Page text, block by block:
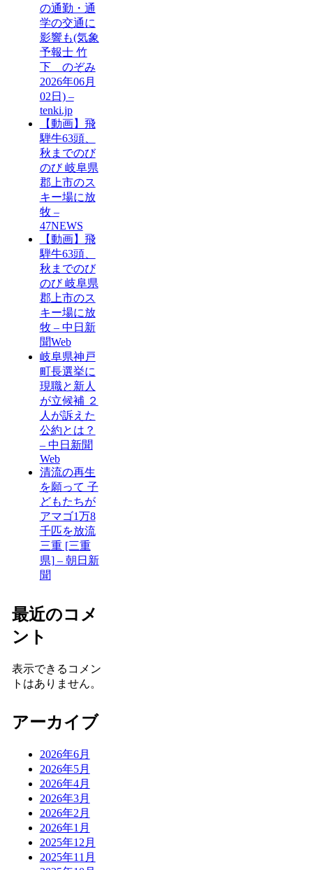
の通勤・通
学の交通に
影響も(気象
予報士 竹
下 のぞみ
2026年06月
02日) –
tenki.jp
【動画】飛
騨牛63頭、
秋までのび
のび 岐阜県
郡上市のス
キー場に放
牧 –
47NEWS
【動画】飛
騨牛63頭、
秋までのび
のび 岐阜県
郡上市のス
キー場に放
牧 – 中日新
聞Web
岐阜県神戸
町長選挙に
現職と新人
が立候補 ２
人が訴えた
公約とは？
– 中日新聞
Web
清流の再生
を願って 子
どもたちが
アマゴ1万8
千匹を放流
三重 [三重
県] – 朝日新
聞
最近のコメ
ント
表示できるコメン
トはありません。
アーカイブ
2026年6月
2026年5月
2026年4月
2026年3月
2026年2月
2026年1月
2025年12月
2025年11月